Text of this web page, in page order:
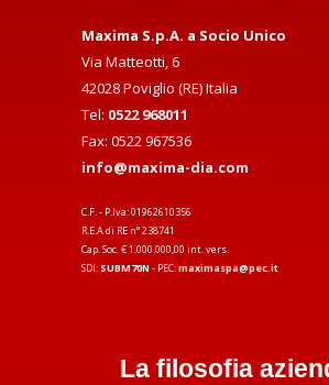
Maxima S.p.A. a Socio Unico
Via Matteotti, 6
42028 Poviglio (RE) Italia
Tel: 0522 968011
Fax: 0522 967536
info@maxima-dia.com
C.F. - P.Iva: 01962610356
R.E.A di RE n° 238741
Cap. Soc. € 1.000.000,00 int. vers.
SDI: SUBM70N - PEC:maximaspa@pec.it
La filosofia